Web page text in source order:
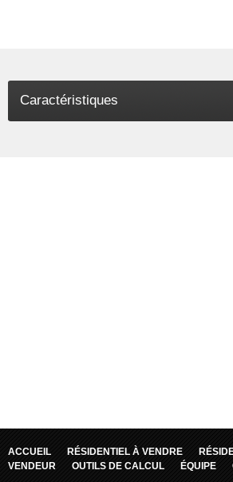
Caractéristiques
ACCUEIL RÉSIDENTIEL À VENDRE
VENDEUR
OUTILS DE CALCUL ÉQUIPE